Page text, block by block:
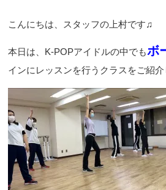
こんにちは、スタッフの上村です♫
本日は、K-POPアイドルの中でもボ
インにレッスンを行うクラスをご紹介